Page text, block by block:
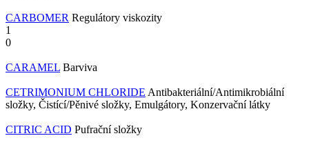
CARBOMER Regulátory viskozity
1
0
CARAMEL Barviva
CETRIMONIUM CHLORIDE Antibakteriální/Antimikrobiální
složky, Čistící/Pěnivé složky, Emulgátory, Konzervační látky
CITRIC ACID Pufrační složky